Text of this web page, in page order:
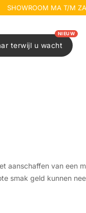
SHOWROOM MA T/M
terwijl u wacht
NIEUW
aanschaffen van een
smak geld kunnen